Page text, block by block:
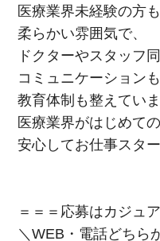
医療業界未経験の方
柔らかい雰囲気で、
ドクターやスタッフ
コミュニケーション
教育体制も整えてい
医療業界がはじめて
安心してお仕事スタ
＝＝＝応募はカジュ
＼WEB・電話どちら